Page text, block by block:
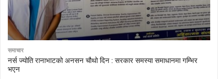
समाचार
नर्स ज्योति रानाभाटको अनसन चौथो दिन : सरकार समस्या समाधानमा गम्भिर
भएन